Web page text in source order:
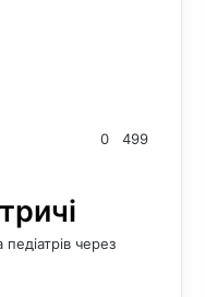
0 499
через